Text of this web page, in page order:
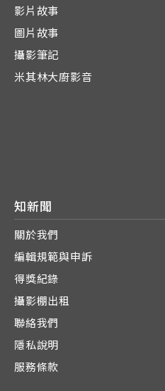
影片故事
圖片故事
攝影筆記
米其林大廚影音
知新聞
關於我們
編輯規範與申訴
得獎紀錄
攝影棚出租
聯絡我們
隱私說明
服務條款